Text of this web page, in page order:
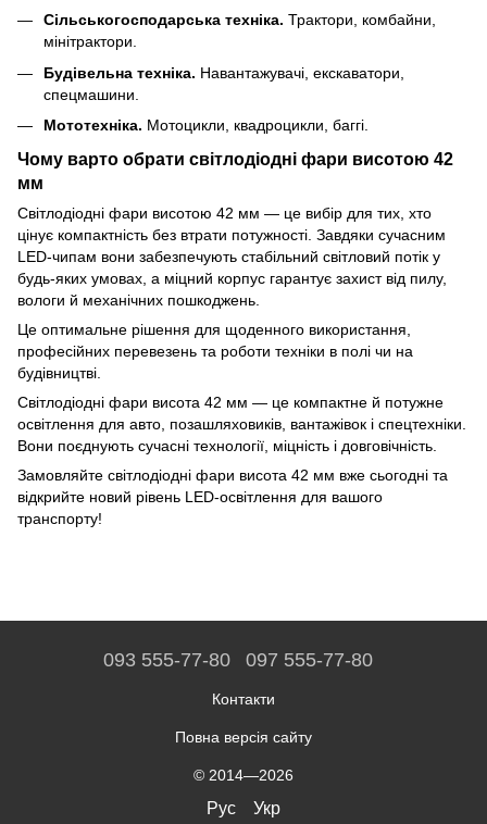
Сільськогосподарська техніка. Трактори, комбайни,
мінітрактори.
Будівельна техніка. Навантажувачі, екскаватори,
спецмашини.
Мототехніка. Мотоцикли, квадроцикли, баггі.
Чому варто обрати світлодіодні фари висотою 42
мм
Світлодіодні фари висотою 42 мм — це вибір для тих, хто
цінує компактність без втрати потужності. Завдяки сучасним
LED-чипам вони забезпечують стабільний світловий потік у
будь-яких умовах, а міцний корпус гарантує захист від пилу,
вологи й механічних пошкоджень.
Це оптимальне рішення для щоденного використання,
професійних перевезень та роботи техніки в полі чи на
будівництві.
Світлодіодні фари висота 42 мм — це компактне й потужне
освітлення для авто, позашляховиків, вантажівок і спецтехніки.
Вони поєднують сучасні технології, міцність і довговічність.
Замовляйте світлодіодні фари висота 42 мм вже сьогодні та
відкрийте новий рівень LED-освітлення для вашого
транспорту!
093 555-77-80 097 555-77-80
Контакти
Повна версія сайту
© 2014—2026
Рус Укр